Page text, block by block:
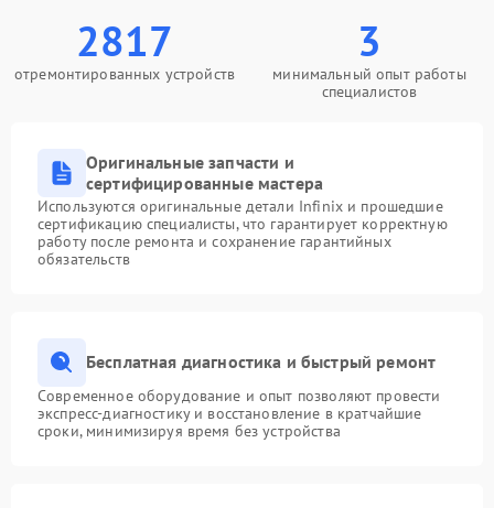
2817
отремонтированных устройств
3
минимальный опыт работы
специалистов
Оригинальные запчасти и
сертифицированные мастера
Используются оригинальные детали Infinix и прошедшие
сертификацию специалисты, что гарантирует корректную
работу после ремонта и сохранение гарантийных
обязательств
Бесплатная диагностика и быстрый ремонт
Современное оборудование и опыт позволяют провести
экспресс-диагностику и восстановление в кратчайшие
сроки, минимизируя время без устройства